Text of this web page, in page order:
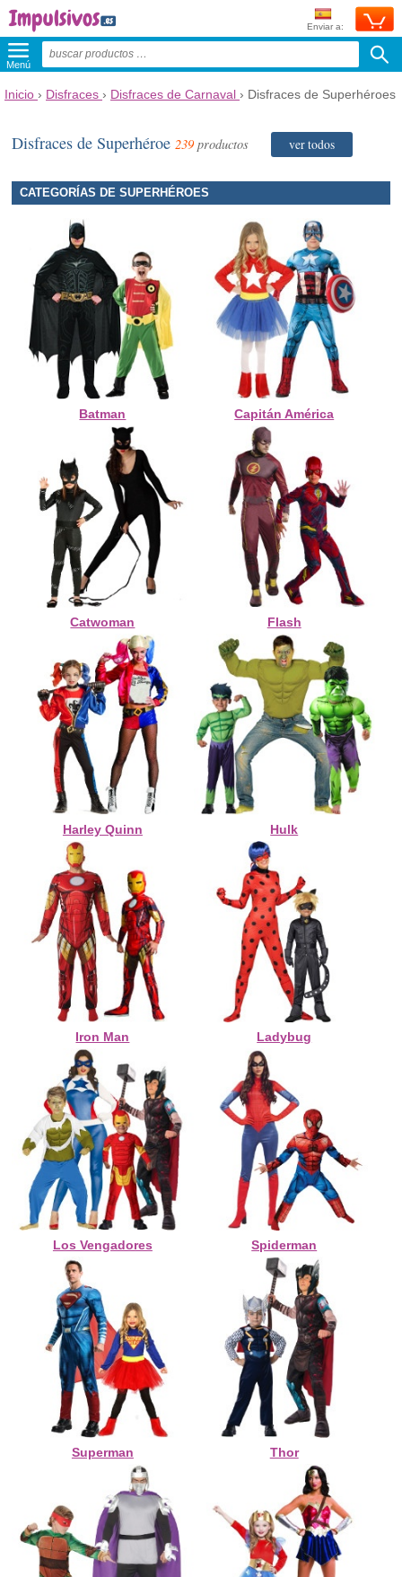
Enviar a:
Menú
Inicio › Disfraces › Disfraces de Carnaval › Disfraces de Superhéroes
Disfraces de Superhéroe239productos ver todos
CATEGORÍAS DE SUPERHÉROES
Batman Capitán América
Catwoman Flash
Harley Quinn Hulk
Iron Man Ladybug
Los Vengadores Spiderman
Superman Thor